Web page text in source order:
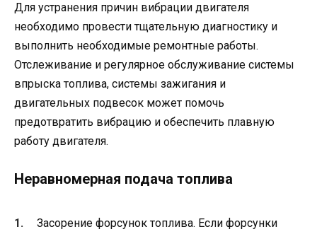
Для устранения причин вибрации двигателя
необходимо провести тщательную диагностику и
выполнить необходимые ремонтные работы.
Отслеживание и регулярное обслуживание системы
впрыска топлива, системы зажигания и
двигательных подвесок может помочь
предотвратить вибрацию и обеспечить плавную
работу двигателя.
Неравномерная подача топлива
Засорение форсунок топлива. Если форсунки